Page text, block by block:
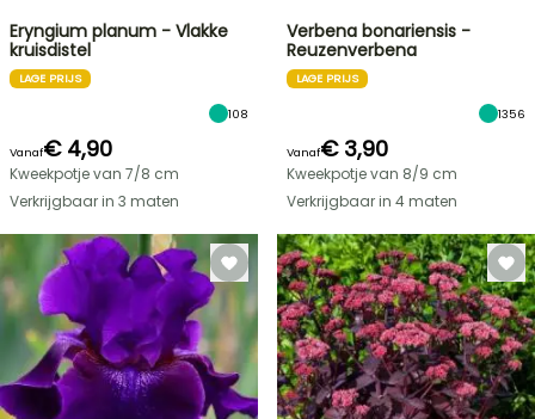
Eryngium planum - Vlakke
kruisdistel
LAGE PRIJS
108
Vanaf€ 4,90
Kweekpotje van 7/8 cm
Verkrijgbaar in 3 maten
Verbena bonariensis -
Reuzenverbena
LAGE PRIJS
1356
Vanaf€ 3,90
Kweekpotje van 8/9 cm
Verkrijgbaar in 4 maten